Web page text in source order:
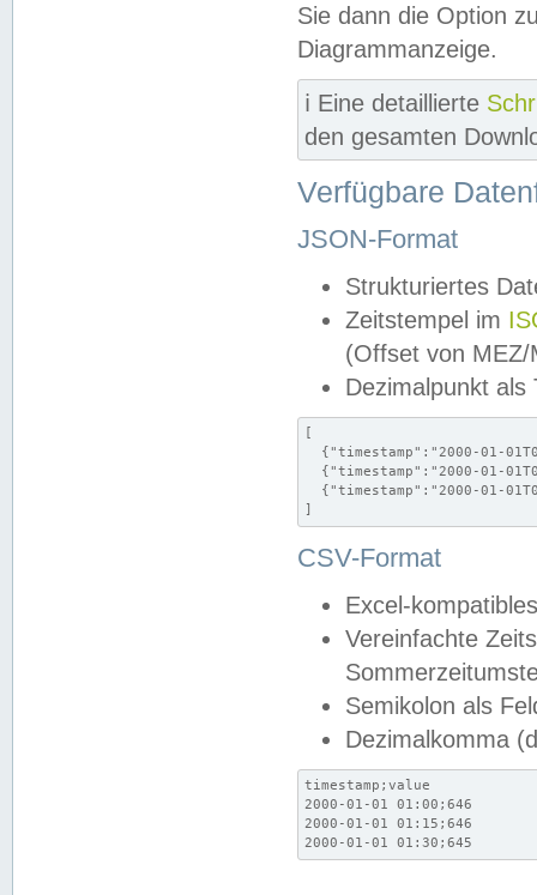
Sie dann die Option
Diagrammanzeige.
ℹ️ Eine detaillierte
den gesamten
Verfügbare
JSON-Format
Strukturiertes
Zeitstempel im
(Offset von MEZ/
Dezimalpunkt als
[
{"timestamp":"2000-01-
{"timestamp":"2000-01-
{"timestamp":"2000-01-
]
CSV-Format
Excel-
Vereinfachte
Semikolon als
Dezimalkomma
timestamp;value
2000-01-01 01:00;646
2000-01-01 01:15;646
2000-01-01 01:30;645